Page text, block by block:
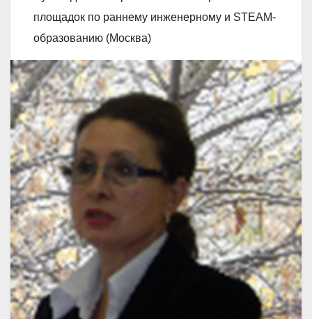
площадок по раннему инженерному и STEAM-
образованию (Москва)